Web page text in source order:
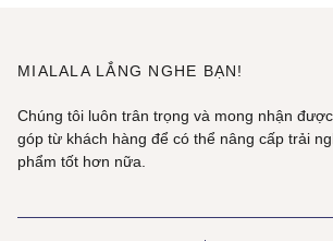
MIALALA LẮNG NGHE BẠN!
Chúng tôi luôn trân trọng và mong nhận
góp từ khách hàng để có thể nâng cấp trải
phẩm tốt hơn nữa.